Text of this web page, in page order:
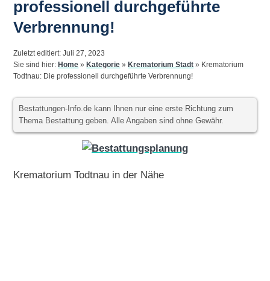
professionell durchgeführte
Verbrennung!
Zuletzt editiert: Juli 27, 2023
Sie sind hier:Home »Kategorie »Krematorium Stadt » Krematorium
Todtnau: Die professionell durchgeführte Verbrennung!
Bestattungen-Info.de kann Ihnen nur eine erste Richtung zum
Thema Bestattung geben. Alle Angaben sind ohne Gewähr.
Krematorium Todtnau in der Nähe